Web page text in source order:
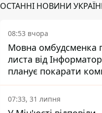
ОСТАННІ НОВИНИ
08:53 вчора
Мовна омбудсменка
листа від
планує покарати
підрядника
07:33, 31 липня